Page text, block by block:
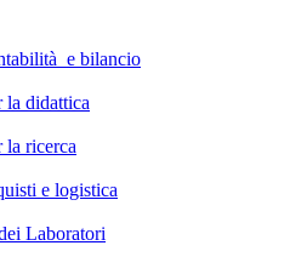
e bilancio
didattica
ricerca
e logistica
Laboratori